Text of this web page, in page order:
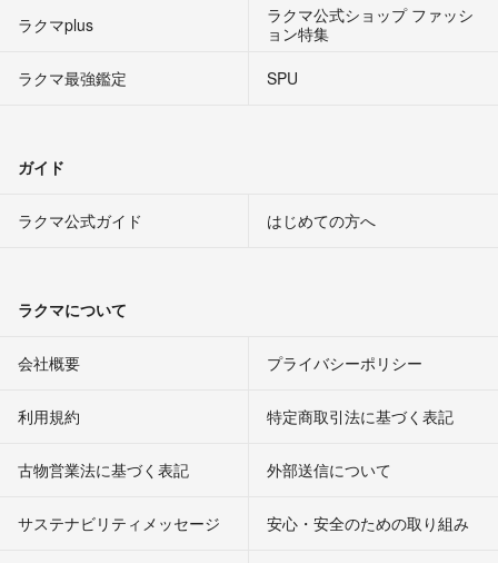
ラクマplus
ラクマ公式ショップ ファッシ
ョン特集
ラクマ最強鑑定
SPU
ガイド
ラクマ公式ガイド はじめての方へ
ラクマについて
会社概要 プライバシーポリシー
利用規約 特定商取引法に基づく表記
古物営業法に基づく表記 外部送信について
サステナビリティメッセージ 安心・安全のための取り組み